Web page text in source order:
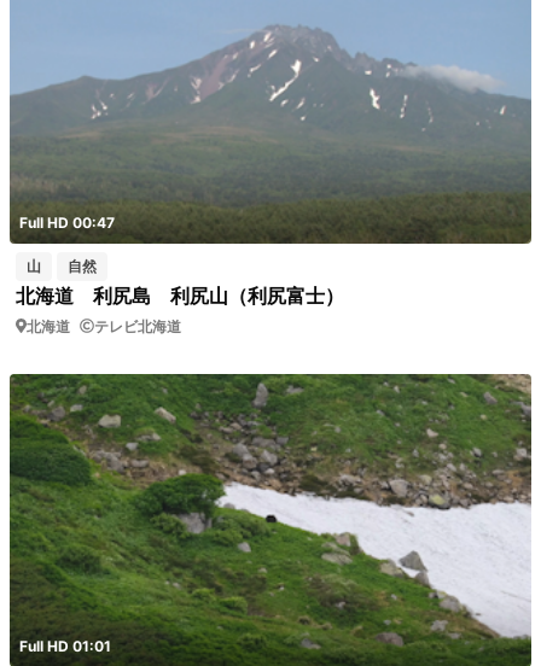
Full HD 00:47
山 自然
北海道 利尻島 利尻山（利尻富士）
北海道 テレビ北海道
Full HD 01:01